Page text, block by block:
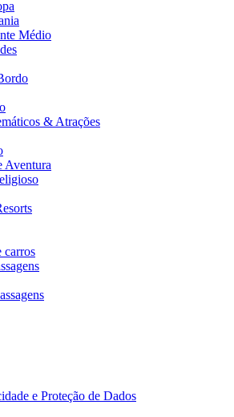
Médio
& Atrações
Aventura
carros
e Proteção de Dados